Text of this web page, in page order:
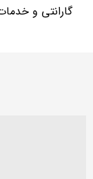
گارانتی و